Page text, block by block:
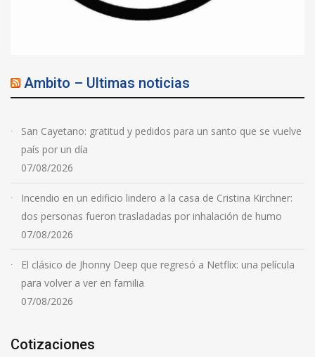
Ambito – Ultimas noticias
San Cayetano: gratitud y pedidos para un santo que se vuelve
país por un día
07/08/2026
Incendio en un edificio lindero a la casa de Cristina Kirchner:
dos personas fueron trasladadas por inhalación de humo
07/08/2026
El clásico de Jhonny Deep que regresó a Netflix: una película
para volver a ver en familia
07/08/2026
Cotizaciones